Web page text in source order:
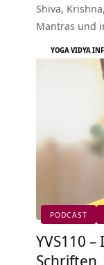
Shiva,
Mantras und
YOGA VIDYA
PODCAST
YVS110
Schriften